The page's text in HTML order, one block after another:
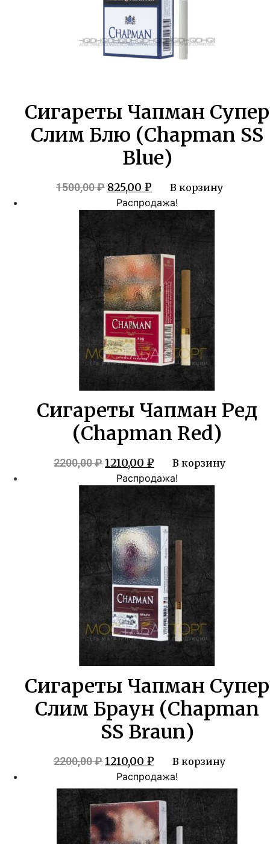
Сигареты Чапман Супер
Слим Блю (Chapman SS
Blue)
1500,00₽ Первоначальная
цена
1500,00 ₽.
825,00 ₽ Текущая
цена:
В корзину
Распродажа!
Сигареты Чапман Ред
(Chapman Red)
2200,00₽Первоначальная
цена
2200,00 ₽.
1210,00 ₽ Текущая
цена:
1210,00 ₽.
В корзину
Распродажа!
Сигареты Чапман Супер
Слим Браун (Chapman
SS Braun)
2200,00₽Первоначальная
цена
составляла
2200,00 ₽.
1210,00 ₽ Текущая
цена:
1210,00 ₽.
В корзину
Распродажа!